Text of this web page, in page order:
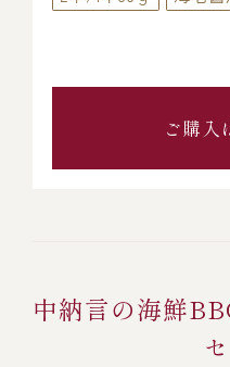
ご購入
中納言の海鮮